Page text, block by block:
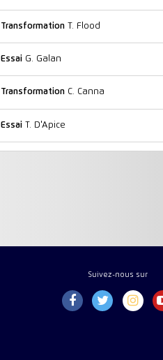
TransformationT. Flood
EssaiG. Galan
TransformationC. Canna
EssaiT. D'Apice
Suivez-nous sur